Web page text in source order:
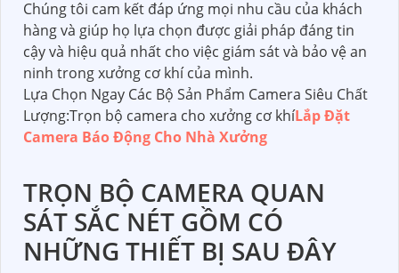
Chúng tôi cam kết đáp ứng mọi nhu cầu của khách
hàng và giúp họ lựa chọn được giải pháp đáng tin
cậy và hiệu quả nhất cho việc giám sát và bảo vệ an
ninh trong xưởng cơ khí của mình.
Lựa Chọn Ngay Các Bộ Sản Phẩm Camera Siêu Chất
Lượng:Trọn bộ camera cho xưởng cơ khíLắp Đặt
Camera Báo Động Cho Nhà Xưởng
TRỌN BỘ CAMERA QUAN
SÁT SẮC NÉT GỒM CÓ
NHỮNG THIẾT BỊ SAU ĐÂY